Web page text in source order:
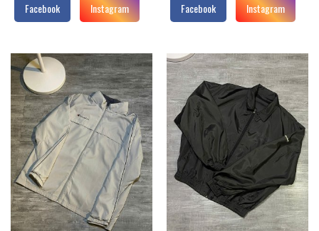
Facebook Instagram Facebook Instagram